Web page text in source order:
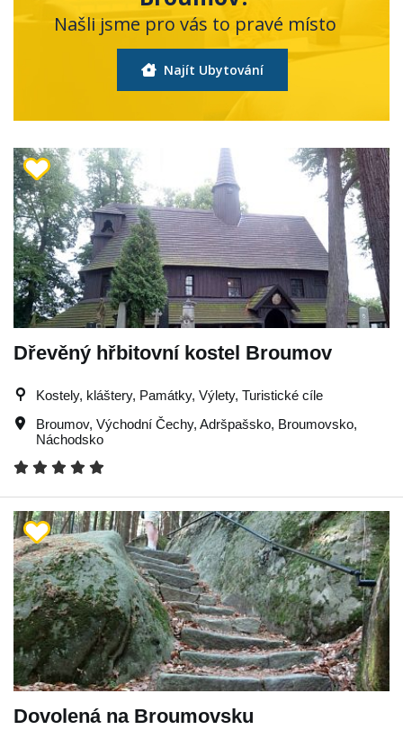
Našli jsme pro vás to pravé místo
Najít Ubytování
Dřevěný hřbitovní kostel Broumov
Kostely, kláštery, Památky, Výlety, Turistické cíle
Broumov, Východní Čechy, Adršpašsko, Broumovsko,
Náchodsko
Dovolená na Broumovsku